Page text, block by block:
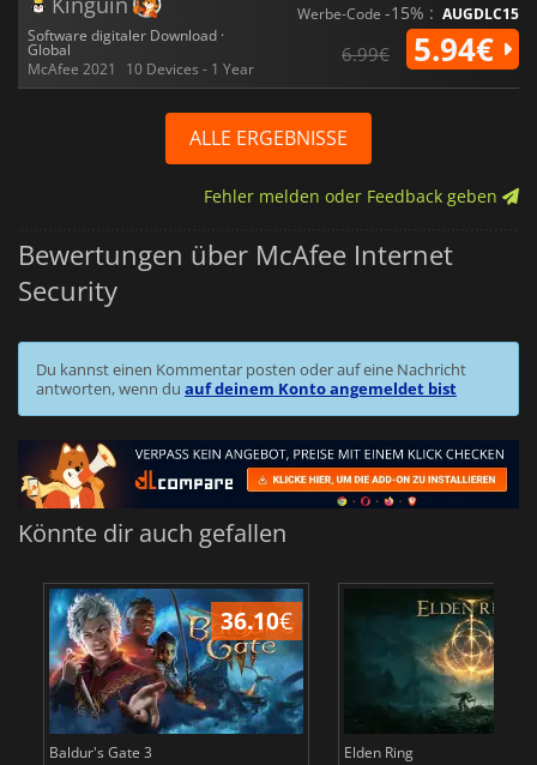
Software digitaler Download ·
Global
McAfee 2021
10 Devices - 1 Year
Werbe-Code -15% : AUGDLC15
6.99€ 5.94€
ALLE ERGEBNISSE
Fehler melden oder Feedback geben
Bewertungen über McAfee Internet
Security
Du kannst einen Kommentar posten oder auf eine Nachricht
antworten, wenn du auf deinem Konto angemeldet bist
Könnte dir auch gefallen
36.10€
Baldur's Gate 3 Elden Ring